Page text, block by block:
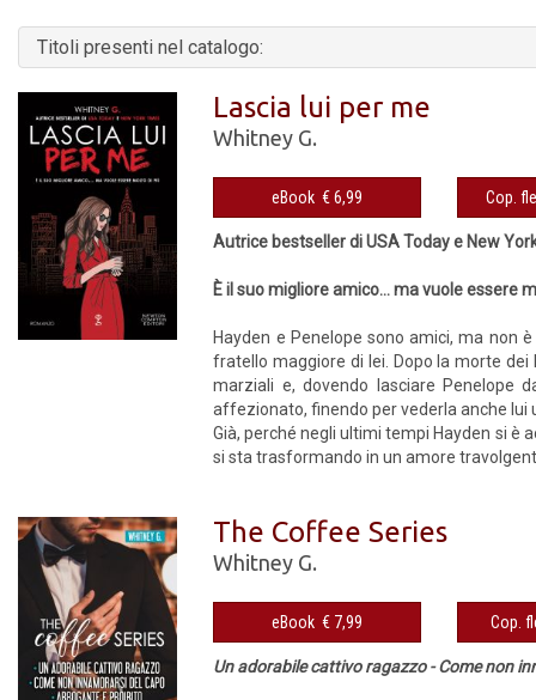
Titoli presenti nel catalogo:
Lascia lui per me
Whitney G.
eBook € 6,99
Autrice bestseller di USA Today e New
È il suo migliore amico… ma vuole essere
Hayden e Penelope sono amici, ma non
fratello maggiore di lei. Dopo la morte
marziali e, dovendo lasciare Penelope
affezionato, finendo per vederla anche lui
Già, perché negli ultimi tempi Hayden si è
si sta trasformando in un amore
The Coffee Series
Whitney G.
eBook € 7,99
Un adorabile cattivo ragazzo - Come non